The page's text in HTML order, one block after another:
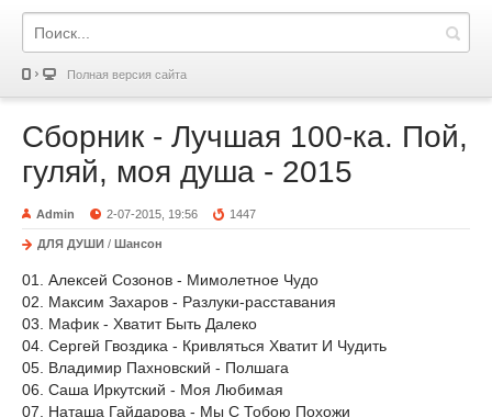
Полная версия сайта
Сборник - Лучшая 100-ка. Пой,
гуляй, моя душа - 2015
Admin 2-07-2015, 19:56 1447
ДЛЯ ДУШИ / Шансон
01. Алексей Созонов - Мимолетное Чудо
02. Максим Захаров - Разлуки-расставания
03. Мафик - Хватит Быть Далеко
04. Сергей Гвоздика - Кривляться Хватит И Чудить
05. Владимир Пахновский - Полшага
06. Саша Иркутский - Моя Любимая
07. Наташа Гайдарова - Мы С Тобою Похожи